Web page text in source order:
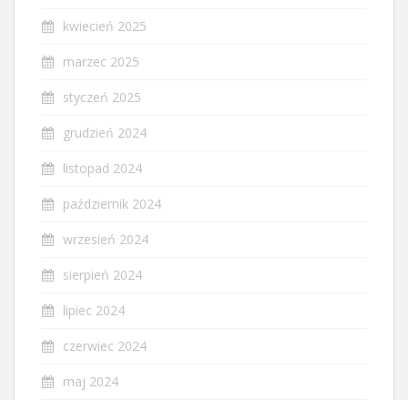
kwiecień 2025
marzec 2025
styczeń 2025
grudzień 2024
listopad 2024
październik 2024
wrzesień 2024
sierpień 2024
lipiec 2024
czerwiec 2024
maj 2024